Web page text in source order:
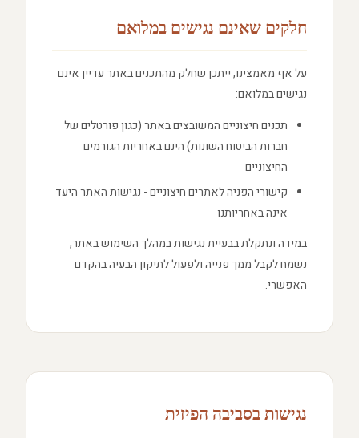
חלקים שאינם נגישים במלואם
על אף מאמצינו, ייתכן שחלק מהתכנים באתר עדיין אינם
נגישים במלואם:
תכנים חיצוניים המשובצים באתר (כגון פורטלים של
חברות הביטוח השונות) הינם באחריות הגורמים
החיצוניים
קישורי הפניה לאתרים חיצוניים - נגישות האתר היעד
אינה באחריותנו
במידה ונתקלת בבעיית נגישות במהלך השימוש באתר,
נשמח לקבל ממך פנייה ולפעול לתיקון הבעיה בהקדם
האפשרי.
נגישות בסביבה הפיזית